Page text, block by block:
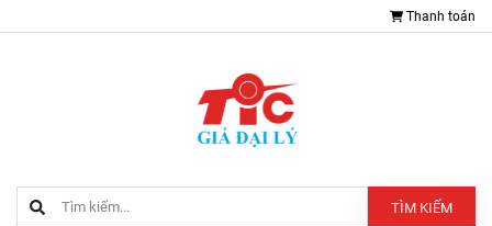
Thanh toán
TÌM KIẾM